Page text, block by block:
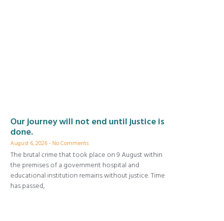
Our journey will not end until justice is
done.
August 6, 2026 No Comments
The brutal crime that took place on 9 August within
the premises of a government hospital and
educational institution remains without justice. Time
has passed,